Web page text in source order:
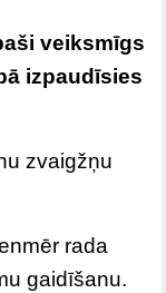
veiksmīgs
izpaudīsies
zvaigžņu
rada
gaidīšanu.